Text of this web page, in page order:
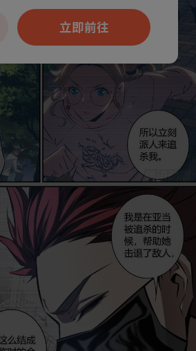
立即前往